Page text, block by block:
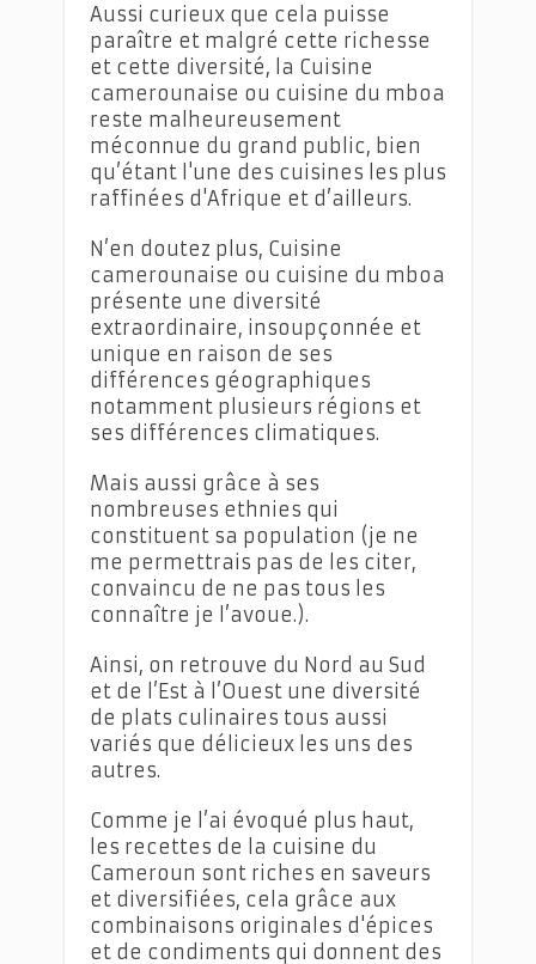
Aussi curieux que cela puisse
paraître et malgré cette richesse
et cette diversité, la Cuisine
camerounaise ou cuisine du mboa
reste malheureusement
méconnue du grand public, bien
qu’étant l'une des cuisines les plus
raffinées d'Afrique et d’ailleurs.
N’en doutez plus, Cuisine
camerounaise ou cuisine du mboa
présente une diversité
extraordinaire, insoupçonnée et
unique en raison de ses
différences géographiques
notamment plusieurs régions et
ses différences climatiques.
Mais aussi grâce à ses
nombreuses ethnies qui
constituent sa population (je ne
me permettrais pas de les citer,
convaincu de ne pas tous les
connaître je l’avoue.).
Ainsi, on retrouve du Nord au Sud
et de l’Est à l’Ouest une diversité
de plats culinaires tous aussi
variés que délicieux les uns des
autres.
Comme je l’ai évoqué plus haut,
les recettes de la cuisine du
Cameroun sont riches en saveurs
et diversifiées, cela grâce aux
combinaisons originales d'épices
et de condiments qui donnent des